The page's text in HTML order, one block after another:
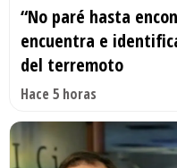
“No paré hasta
encuentra e
del terremoto
Hace 5 horas